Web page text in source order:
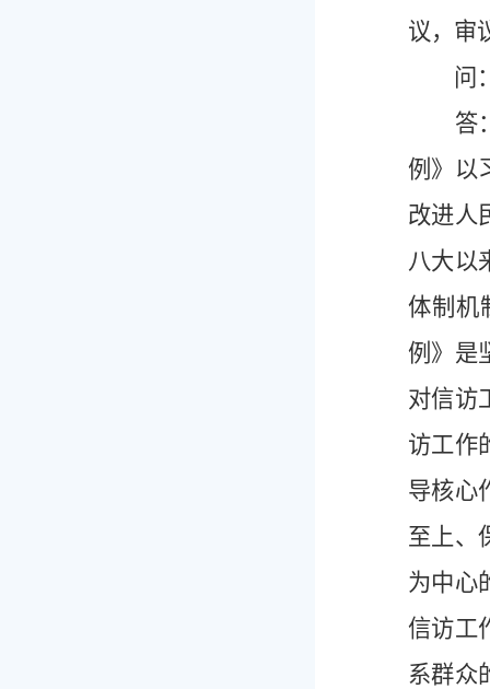
议，审
问：
答：
例》以
改进人
八大以
体制机
例》是
对信访
访工作
导核心
至上、
为中心
信访工
系群众